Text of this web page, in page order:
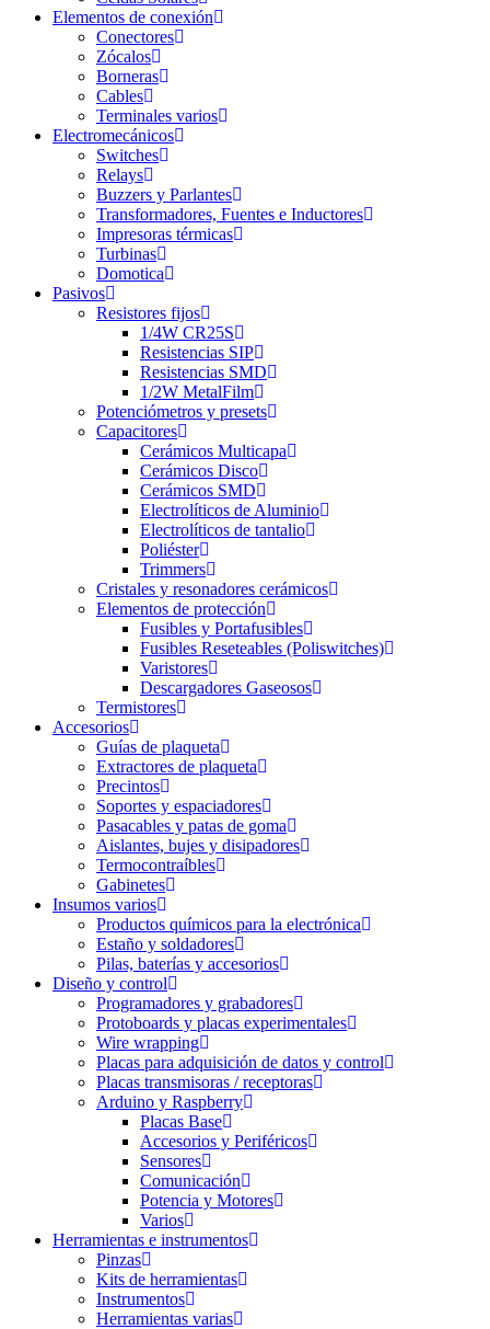
Elementos de conexión
Conectores
Zócalos
Borneras
Cables
Terminales varios
Electromecánicos
Switches
Relays
Buzzers y Parlantes
Transformadores, Fuentes e Inductores
Impresoras térmicas
Turbinas
Domotica
Pasivos
Resistores fijos
1/4W CR25S
Resistencias SIP
Resistencias SMD
1/2W MetalFilm
Potenciómetros y presets
Capacitores
Cerámicos Multicapa
Cerámicos Disco
Cerámicos SMD
Electrolíticos de Aluminio
Electrolíticos de tantalio
Poliéster
Trimmers
Cristales y resonadores cerámicos
Elementos de protección
Fusibles y Portafusibles
Fusibles Reseteables (Poliswitches)
Varistores
Descargadores Gaseosos
Termistores
Accesorios
Guías de plaqueta
Extractores de plaqueta
Precintos
Soportes y espaciadores
Pasacables y patas de goma
Aislantes, bujes y disipadores
Termocontraíbles
Gabinetes
Insumos varios
Productos químicos para la electrónica
Estaño y soldadores
Pilas, baterías y accesorios
Diseño y control
Programadores y grabadores
Protoboards y placas experimentales
Wire wrapping
Placas para adquisición de datos y control
Placas transmisoras / receptoras
Arduino y Raspberry
Placas Base
Accesorios y Periféricos
Sensores
Comunicación
Potencia y Motores
Varios
Herramientas e instrumentos
Pinzas
Kits de herramientas
Instrumentos
Herramientas varias